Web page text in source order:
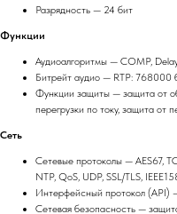
Разрядность — 24 бит
Функции
Аудиоалгоритмы — COMP,
Битрейт аудио — RTP: 768000
Функции защиты — защита от
перегрузки по току, защита от
Сеть
Сетевые протоколы — AES67,
NTP, QoS, UDP, SSL/TLS,
Интерфейсный протокол (API)
Сетевая безопасность —